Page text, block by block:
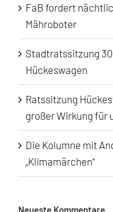
FaB fordert
Mähroboter
Stadtratssitzung
Hückeswagen
Ratssitzung
großer Wirkung für
Die Kolumne mit
„Klimamärchen“
Neueste Kommentare